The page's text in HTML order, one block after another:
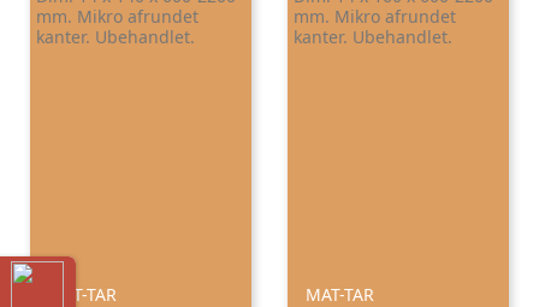
MAT-TAR
MAT-TAR